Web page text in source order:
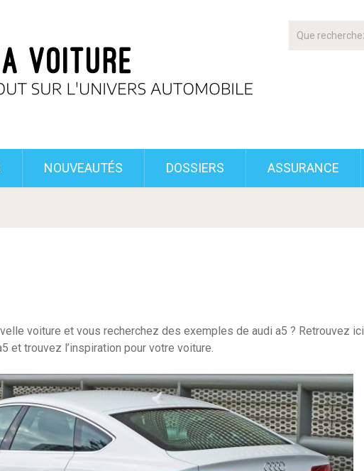
NOUVEAUTÉS DOSSIERS ASSURANCE
voiture et vous recherchez des exemples de audi a5 ? Retrouvez ici
et trouvez l’inspiration pour votre voiture.